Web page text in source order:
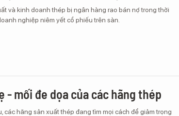
và kinh doanh thép bị ngân hàng rao bán nợ trong thời
nghiệp niêm yết cổ phiếu trên sàn.
- mối đe dọa của các hãng thép
các hãng sản xuất thép đang tìm mọi cách để giảm trọng